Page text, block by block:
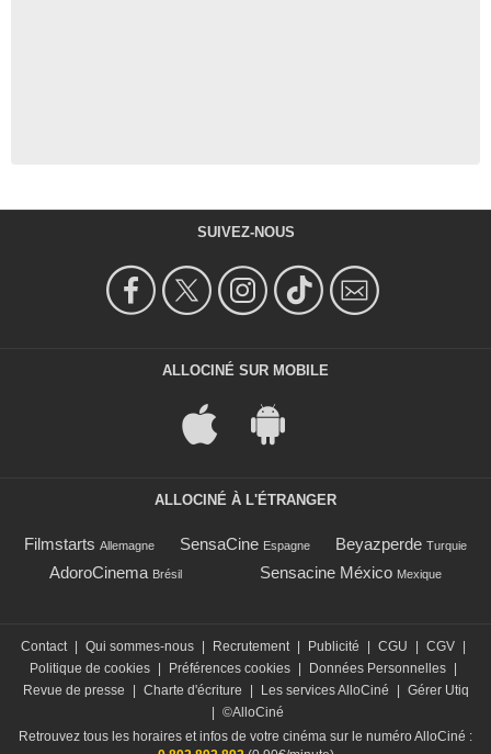
SUIVEZ-NOUS
ALLOCINÉ SUR MOBILE
ALLOCINÉ À L'ÉTRANGER
Filmstarts Allemagne SensaCine Espagne Beyazperde Turquie
AdoroCinema Brésil Sensacine México Mexique
Contact | Qui sommes-nous | Recrutement | Publicité | CGU | CGV |
Politique de cookies | Préférences cookies | Données Personnelles |
Revue de presse
| Charte d'écriture | Les services AlloCiné | Gérer Utiq
| ©AlloCiné
Retrouvez tous les horaires et infos de votre cinéma sur le numéro AlloCiné :